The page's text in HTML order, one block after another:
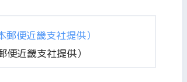
近畿支社提供）